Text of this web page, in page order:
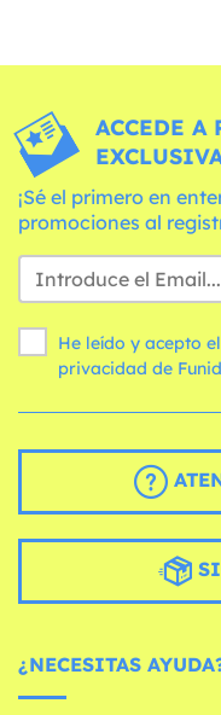
ACCEDE A
¡Sé el primero en
promociones al
He leído y acepto
privacidad de
¿NECESITAS